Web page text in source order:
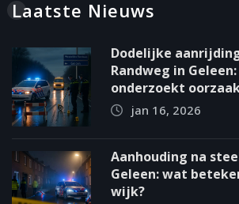
Laatste Nieuws
Dodelijke
Randweg in
onderzoekt
jan 16, 2026
Aanhouding na
Geleen: wat
wijk?